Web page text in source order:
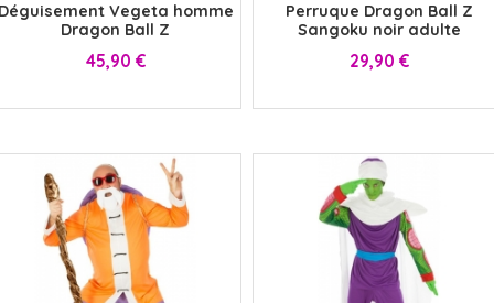
Vegeta homme
Dragon Ball Z
Prix
45,90 €
Perruque Dragon Ball Z
Sangoku noir adulte
Prix
29,90 €